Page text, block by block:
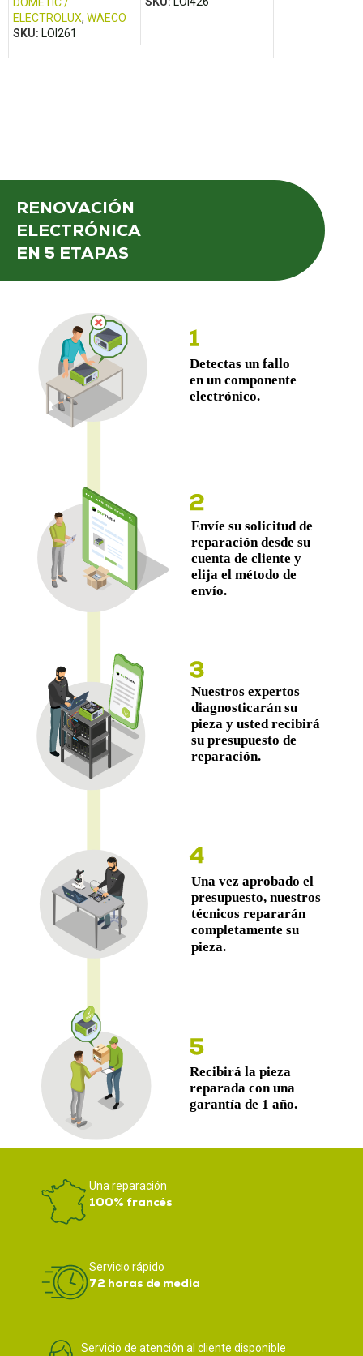
ELECTROLUX, WAECO
SKU: LOI261
RENOVACIÓN
ELECTRÓNICA
EN 5 ETAPAS
Una reparación
100% francés
Servicio rápido
72 horas de media
Servicio de atención al cliente disponible